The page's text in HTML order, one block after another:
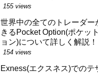
155 views
世界中の全てのトレーダー
きるPocket Option(ポケッ
ョン)について詳しく解説！
154 views
Exness(エクスネス)でのテ